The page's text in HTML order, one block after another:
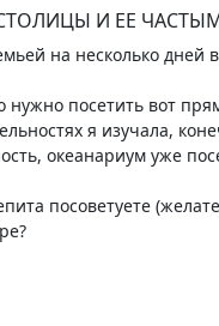
И ЕЕ
на несколько дней
нужно посетить вот
я изучала,
океанариум уже
посоветуете